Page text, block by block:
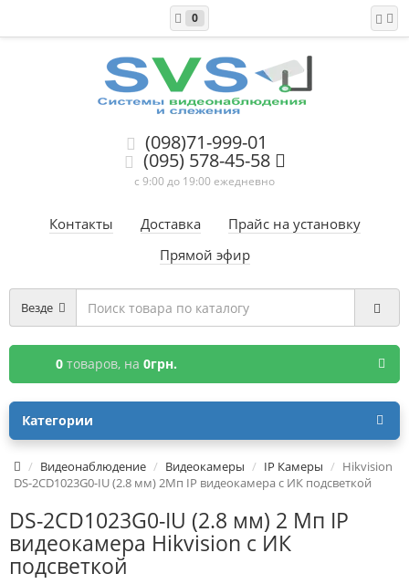
0
(098)71-999-01
(095) 578-45-58
с 9:00 до 19:00 ежедневно
Контакты Доставка
Прайс на установку
Прямой эфир
Везде
0 товаров, на 0грн.
Категории
Видеонаблюдение Видеокамеры IP Камеры
Hikvision
DS-2CD1023G0-IU (2.8 мм) 2Мп IP видеокамера c ИК подсветкой
DS-2CD1023G0-IU (2.8 мм) 2 Мп IP
видеокамера Hikvision c ИК
подсветкой